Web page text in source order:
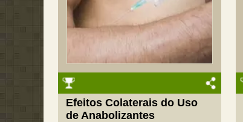
Efeitos Colaterais do Uso
de Anabolizantes